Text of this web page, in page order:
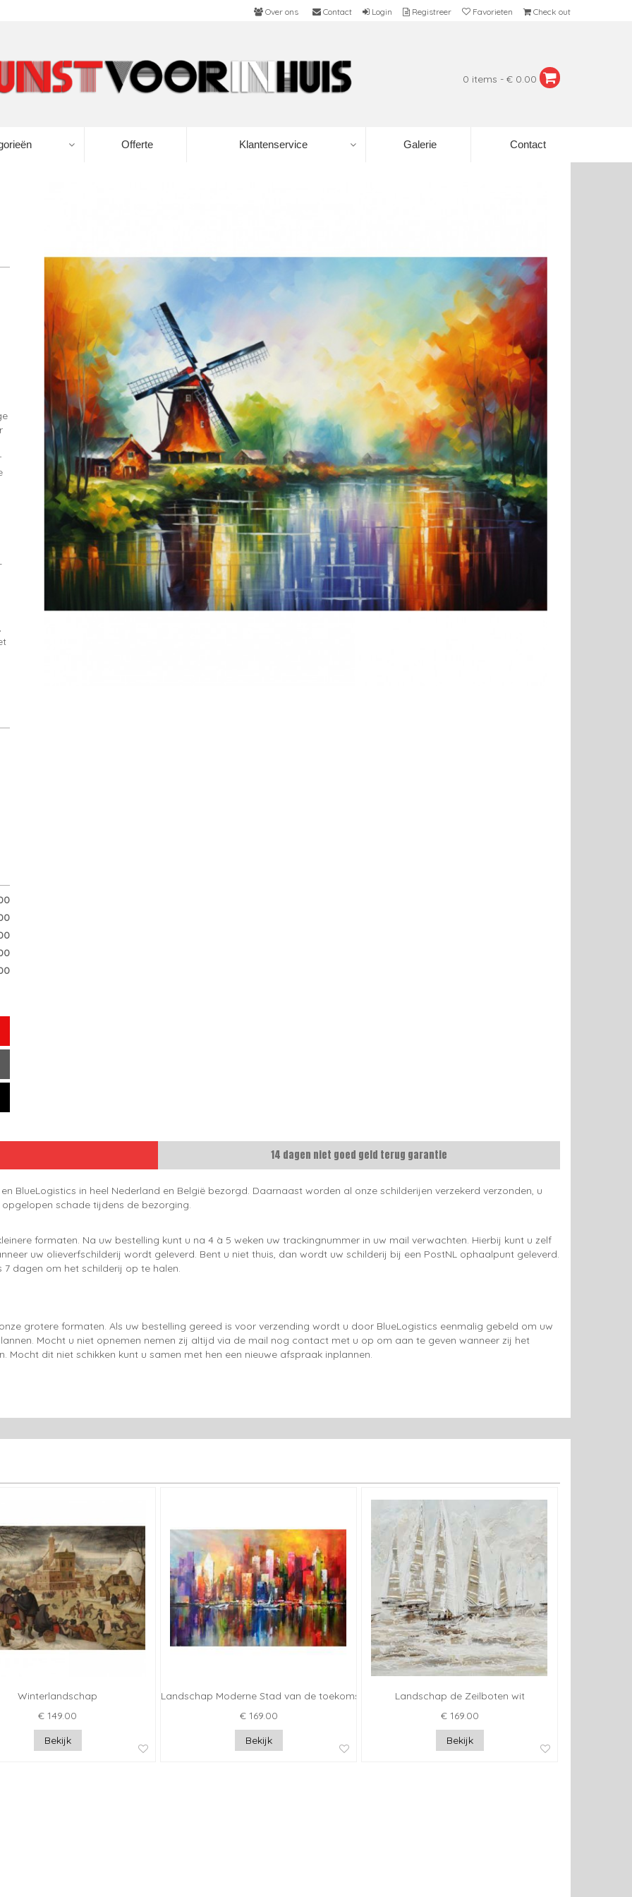
Over ons Contact Login Registreer Favorieten Check out
0 items - € 0.00
Offerte Klantenservice Galerie Contact
14 dagen niet goed geld terug garantie
BlueLogistics in heel Nederland en België bezorgd. Daarnaast worden al onze schilderijen verzekerd verzonden, u
schade tijdens de bezorging.
formaten. Na uw bestelling kunt u na 4 à 5 weken uw trackingnummer in uw mail verwachten. Hierbij kunt u zelf
uw olieverfschilderij wordt geleverd. Bent u niet thuis, dan wordt uw schilderij bij een PostNL ophaalpunt geleverd.
7 dagen om het schilderij op te halen.
grotere formaten. Als uw bestelling gereed is voor verzending wordt u door BlueLogistics eenmalig gebeld om uw
Mocht u niet opnemen nemen zij altijd via de mail nog contact met u op om aan te geven wanneer zij het
Mocht dit niet schikken kunt u samen met hen een nieuwe afspraak inplannen.
Winterlandschap
€ 149.00
Bekijk
Landschap Moderne Stad van de toekomst
€ 169.00
Bekijk
Landschap de Zeilboten wit
€ 169.00
Bekijk